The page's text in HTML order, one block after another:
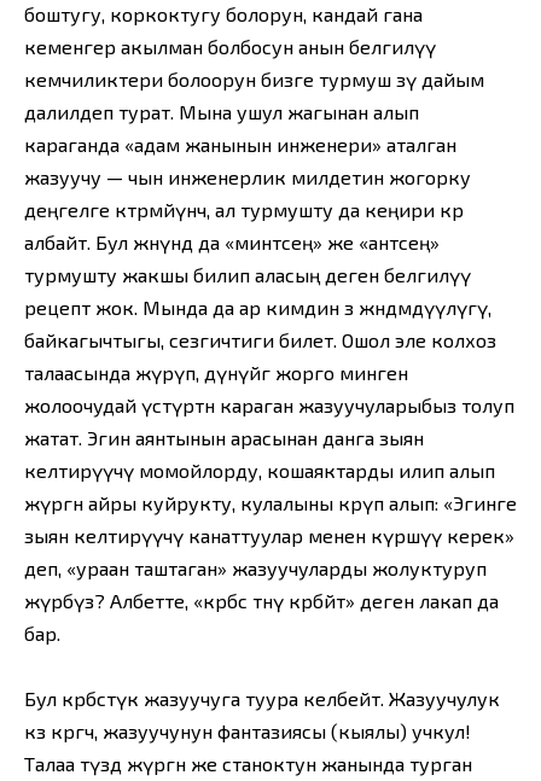
боштугу, коркоктугу болорун, кандай гана
кеменгер акылман болбосун анын белгилүү
кемчиликтери болоорун бизге турмуш өзү дайым
далилдеп турат. Мына ушул жагынан алып
караганда «адам жанынын инженери» аталган
жазуучу — чын инженерлик милдетин жогорку
деңгелге көтөрмөйүнчө, ал турмушту да кеңири көрө
албайт. Бул жөнүндө да «минтсең» же «антсең»
турмушту жакшы билип аласың деген белгилүү
рецепт жок. Мында да ар кимдин өз жөндөмдүүлүгү,
байкагычтыгы, сезгичтиги билет. Ошол эле колхоз
талаасында жүрүп, дүнүйөгө жорго минген
жолоочудай үстүртөн караган жазуучуларыбыз толуп
жатат. Эгин аянтынын арасынан данга зыян
келтирүүчү момойлорду, кошаяктарды илип алып
жүргөн айры куйрукту, кулалыны көрүп алып: «Эгинге
зыян келтирүүчү канаттуулар менен күрөшүү керек»
деп, «ураан таштаган» жазуучуларды жолуктуруп
жүрөбүз? Албетте, «көрбөс төөнү көрбөйт» деген лакап да
бар.
Бул көрбөстүк жазуучуга туура келбейт. Жазуучулук
көз көрөгөч, жазуучунун фантазиясы (кыялы) учкул!
Талаа түздө жүргөн же станоктун жанында турган